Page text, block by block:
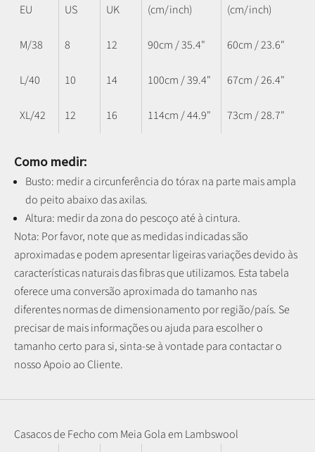
EU
US
UK
(cm/inch)
(cm/inch)
M/38 8 12 90cm / 35.4" 60cm / 23.6"
L/40 10 14 100cm / 39.4" 67cm / 26.4"
XL/42 12 16 114cm / 44.9" 73cm / 28.7"
Como medir:
Busto: medir a circunferência do tórax na parte mais ampla
do peito abaixo das axilas.
Altura: medir da zona do pescoço até à cintura.
Nota: Por favor, note que as medidas indicadas são
aproximadas e podem apresentar ligeiras variações devido às
características naturais das fibras que utilizamos. Esta tabela
oferece uma conversão aproximada do tamanho nas
diferentes normas de dimensionamento por região/país. Se
precisar de mais informações ou ajuda para escolher o
tamanho certo para si, sinta-se à vontade para contactar o
nosso Apoio ao Cliente.
Casacos de Fecho com Meia Gola em Lambswool